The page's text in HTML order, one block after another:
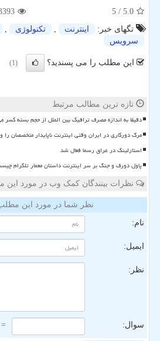
5.0
/ 5
تگهای خبر:
اینترنت , تكنولوژی ,
سرویس
این مطلب را می پسندید؟ (1)
تازه ترین مطالب مرتبط
دقیقا به اندازه مصرف ترافیک بین الملل از حجم بسته کسر
مرگ دورکاری در ایران وقتی اینترنت ناپایدار متخصصان را
استارلینک در عراق رسما فعال شد
پاول دورف و جنگ بر سر اینترنت داستان معمار تلگرام
نظرات بینندگان کمک وب در مورد این
نظر شما در مورد این
نام:
ایمیل:
نظر:
سوال: = ۳ بعلاوه ۱